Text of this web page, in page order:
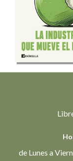
de Lunes a